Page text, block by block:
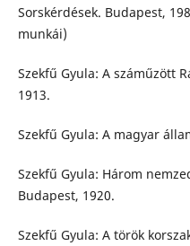
Sorskérdések. Budapest,
munkái)
Szekfű Gyula: A száműzött
1913.
Szekfű Gyula: A magyar
Szekfű Gyula: Három
Budapest, 1920.
Szekfű Gyula: A török